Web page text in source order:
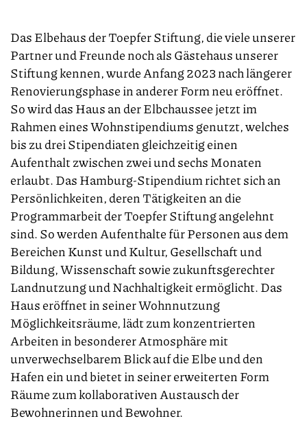
Das Elbehaus der Toepfer Stiftung, die viele unserer
Partner und Freunde noch als Gästehaus unserer
Stiftung kennen, wurde Anfang 2023 nach längerer
Renovierungsphase in anderer Form neu eröffnet.
So wird das Haus an der Elbchaussee jetzt im
Rahmen eines Wohnstipendiums genutzt, welches
bis zu drei Stipendiaten gleichzeitig einen
Aufenthalt zwischen zwei und sechs Monaten
erlaubt. Das Hamburg-Stipendium richtet sich an
Persönlichkeiten, deren Tätigkeiten an die
Programmarbeit der Toepfer Stiftung angelehnt
sind. So werden Aufenthalte für Personen aus dem
Bereichen Kunst und Kultur, Gesellschaft und
Bildung, Wissenschaft sowie zukunftsgerechter
Landnutzung und Nachhaltigkeit ermöglicht. Das
Haus eröffnet in seiner Wohnnutzung
Möglichkeitsräume, lädt zum konzentrierten
Arbeiten in besonderer Atmosphäre mit
unverwechselbarem Blick auf die Elbe und den
Hafen ein und bietet in seiner erweiterten Form
Räume zum kollaborativen Austausch der
Bewohnerinnen und Bewohner.